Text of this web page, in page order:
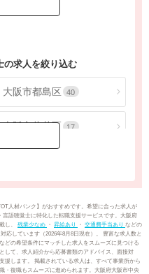
の求人を絞り込む
大阪市都島区 40
大阪市此花区 17
大阪市西淀川区 37
大阪市東成区 52
人材バンク】がおすすめです。希望に合った求人が
語聴覚士に特化した転職支援サービスです。大阪府
し、 残業少なめ ・ 昇給あり ・ 交通費手当あり などの
応しています（2026年8月8日現在）。 豊富な求人数と
どの希望条件にマッチした求人をスムーズに見つける
して、求人紹介から応募書類のアドバイス、面接対
援します。 掲載されている求人は、すべて事業所から
・復職もスムーズに進められます。大阪府大阪市中央